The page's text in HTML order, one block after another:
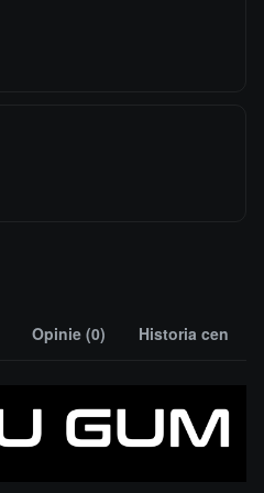
Opinie (0) Historia cen